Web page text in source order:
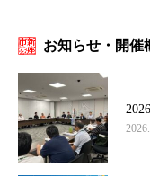
お知らせ・開催